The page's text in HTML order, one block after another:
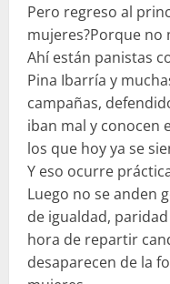
Pero regreso al
mujeres?Porque no
Ahí están panistas
Pina Ibarría y
campañas,
iban mal y conocen
los que hoy ya se
Y eso ocurre
Luego no se anden
de igualdad,
hora de repartir
desaparecen de la